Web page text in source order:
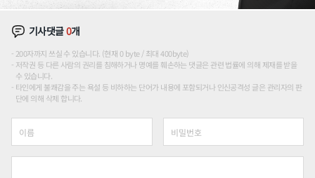
기사댓글0개
200자까지 쓰실 수 있습니다. (현재 0 byte / 최대 400byte)
저작권 등 다른 사람의 권리를 침해하거나 명예를 훼손하는 댓글은 관련 법률에 의해 제재를 받을
수 있습니다.
타인에게 불쾌감을 주는 욕설 등 비하하는 단어가 내용에 포함되거나 인신공격성 글은 관리자의 판
단에 의해 삭제 합니다.